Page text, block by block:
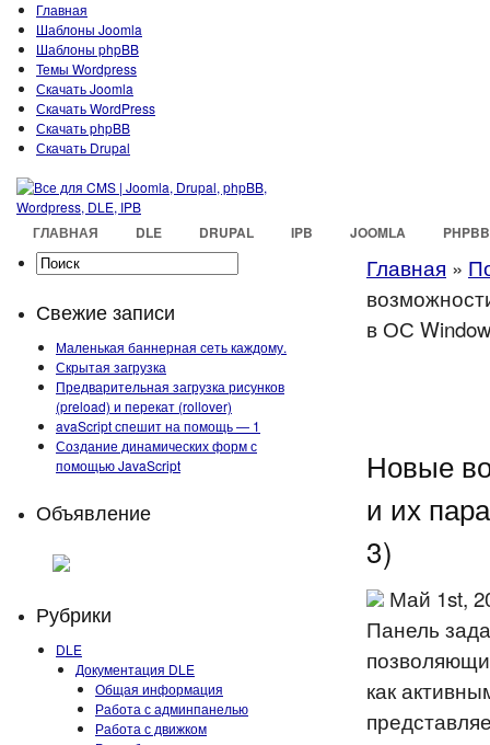
Главная
Шаблоны Joomla
Шаблоны phpBB
Темы Wordpress
Скачать Joomla
Скачать WordPress
Скачать phpBB
Скачать Drupal
ГЛАВНАЯ DLE DRUPAL IPB JOOMLA PHPBB
Свежие записи
Маленькая баннерная сеть каждому.
Скрытая загрузка
Предварительная загрузка рисунков
(preload) и перекат (rollover)
avaScript спешит на помощь — 1
Создание динамических форм с
помощью JavaScript
Объявление
Рубрики
DLE
Документация DLE
Общая информация
Работа с админпанелью
Работа с движком
Главная »
в ОС
Новые
и их
3)
Май 1st,
Панель
как